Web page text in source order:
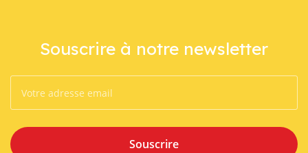
Souscrire à notre newsletter
Souscrire